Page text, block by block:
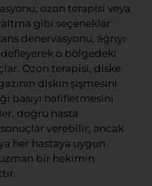
ozon terapisi veya
gibi seçenekler
denervasyonu, ağrıyı
o bölgedeki
Ozon terapisi, diske
diskin şişmesini
basıyı hafifletmesini
doğru hasta
verebilir; ancak
her hastaya uygun
bir hekimin